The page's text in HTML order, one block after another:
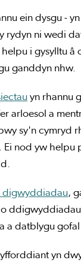
ein dysgu -
rydyn ni wedi
i gysylltu â
ganddyn nhw.
yn rhannu
arloesol a
sy'n cymryd
nod yw helpu
digwyddiadau,
a datblygu
yn